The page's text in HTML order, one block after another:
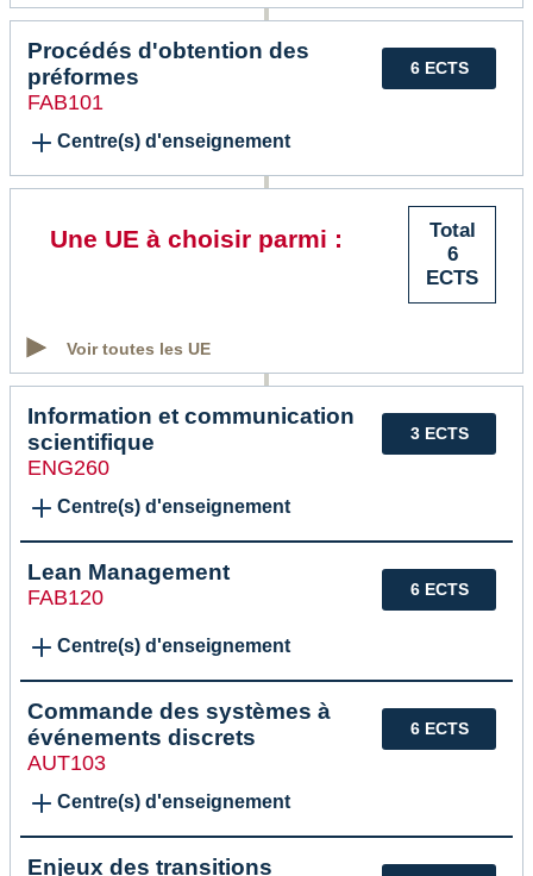
6 ECTS
Procédés d'obtention des
préformes
FAB101
Centre(s) d'enseignement
Total
6
ECTS
Une UE à choisir parmi :
Voir toutes les UE
3 ECTS
Information et communication
scientifique
ENG260
Centre(s) d'enseignement
6 ECTS
Lean Management
FAB120
Centre(s) d'enseignement
6 ECTS
Commande des systèmes à
événements discrets
AUT103
Centre(s) d'enseignement
Enjeux des transitions